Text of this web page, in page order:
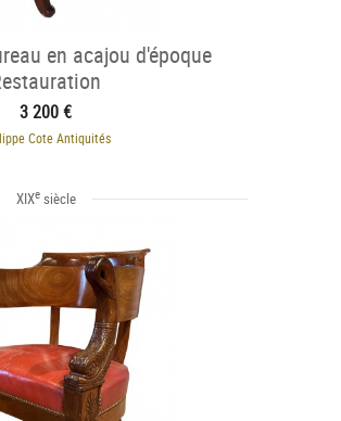
en acajou d'époque
3 200 €
Cote Antiquités
XIXesiècle